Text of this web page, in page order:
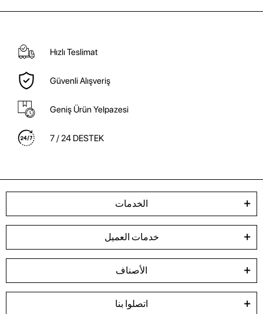
Hızlı Teslimat
Güvenli Alışveriş
Geniş Ürün Yelpazesi
7 / 24 DESTEK
الخدمات
خدمات العميل
الأصناف
اتصلوا بنا